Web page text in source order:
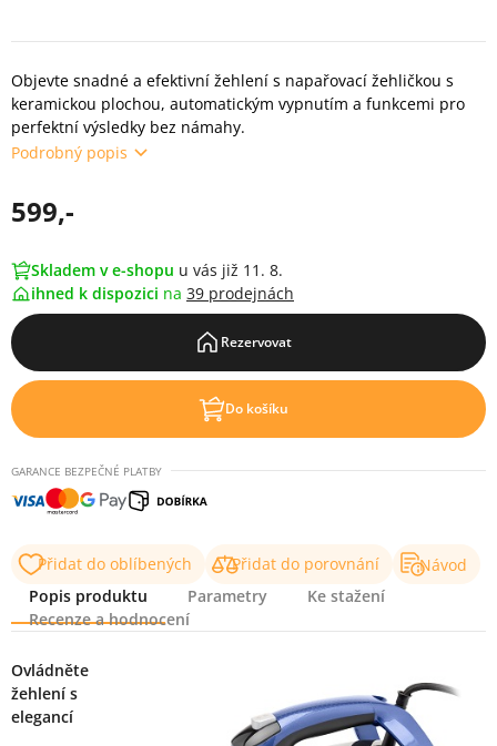
Objevte snadné a efektivní žehlení s napařovací žehličkou s
keramickou plochou, automatickým vypnutím a funkcemi pro
perfektní výsledky bez námahy.
Podrobný popis
599,-
Skladem v e-shopu u vás již 11. 8.
ihned k dispozici na 39 prodejnách
Rezervovat
Do košíku
GARANCE BEZPEČNÉ PLATBY
Přidat do oblíbených Přidat do porovnání
Návod
Popis produktu
Parametry
Ke stažení
Recenze a hodnocení
Popis produktu
Ovládněte
žehlení s
elegancí